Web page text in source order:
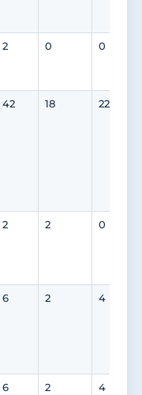
2 0 0
42 18 22
2 2 0
6 2 4
6 2 4